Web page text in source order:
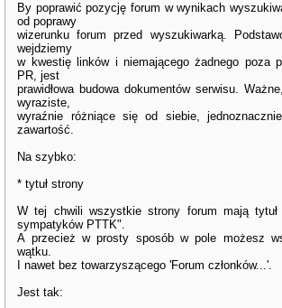
By poprawić pozycję forum w wynikach
od poprawy
wizerunku forum przed wyszukiwarką.
wejdziemy
w kwestię linków i niemającego żadnego poza
PR, jest
prawidłowa budowa dokumentów serwisu.
wyraziste,
wyraźnie różniące się od siebie,
zawartość.
Na szybko:
* tytuł strony
W tej chwili wszystkie strony forum mają tytuł
sympatyków PTTK".
A przecież w prosty sposób w pole możesz
wątku.
I nawet bez towarzyszącego 'Forum członków...'.
Jest tak: